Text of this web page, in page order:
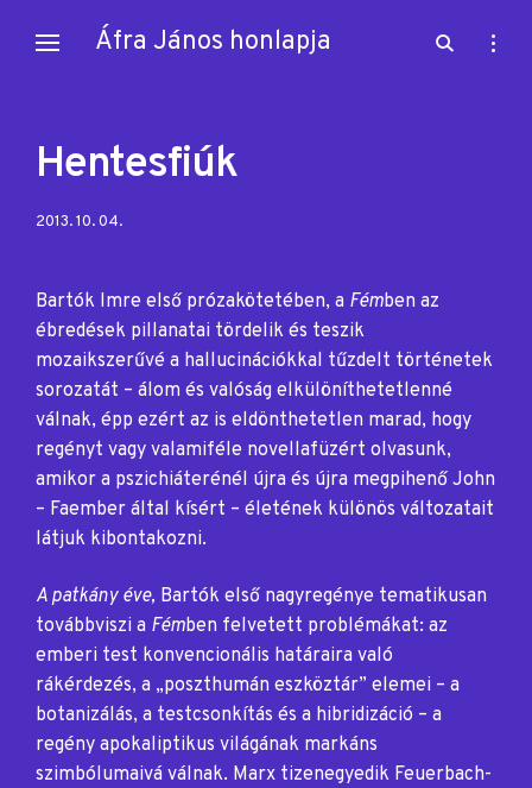
Áfra János honlapja
open
open
Hentesfiúk
Posted
2013. 10. 04.
Bartók Imre első prózakötetében, a Fémben az
ébredések pillanatai tördelik és teszik
mozaikszerűvé a hallucinációkkal tűzdelt történetek
sorozatát – álom és valóság elkülöníthetetlenné
válnak, épp ezért az is eldönthetetlen marad, hogy
regényt vagy valamiféle novellafüzért olvasunk,
amikor a pszichiáterénél újra és újra megpihenő John
– Faember által kísért – életének különös változatait
látjuk kibontakozni.
A patkány éve, Bartók első nagyregénye tematikusan
továbbviszi a Fémben felvetett problémákat: az
emberi test konvencionális határaira való
rákérdezés, a „poszthumán eszköztár” elemei – a
botanizálás, a testcsonkítás és a hibridizáció – a
regény apokaliptikus világának markáns
szimbólumaivá válnak. Marx tizenegyedik Feuerbach-